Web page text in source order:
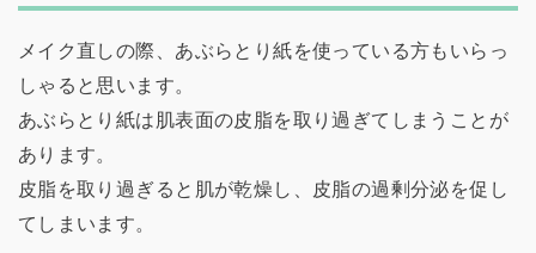
メイク直しの際、あぶらとり紙を使っている方もいらっ
しゃると思います。
あぶらとり紙は肌表面の皮脂を取り過ぎてしまうことが
あります。
皮脂を取り過ぎると肌が乾燥し、皮脂の過剰分泌を促し
てしまいます。